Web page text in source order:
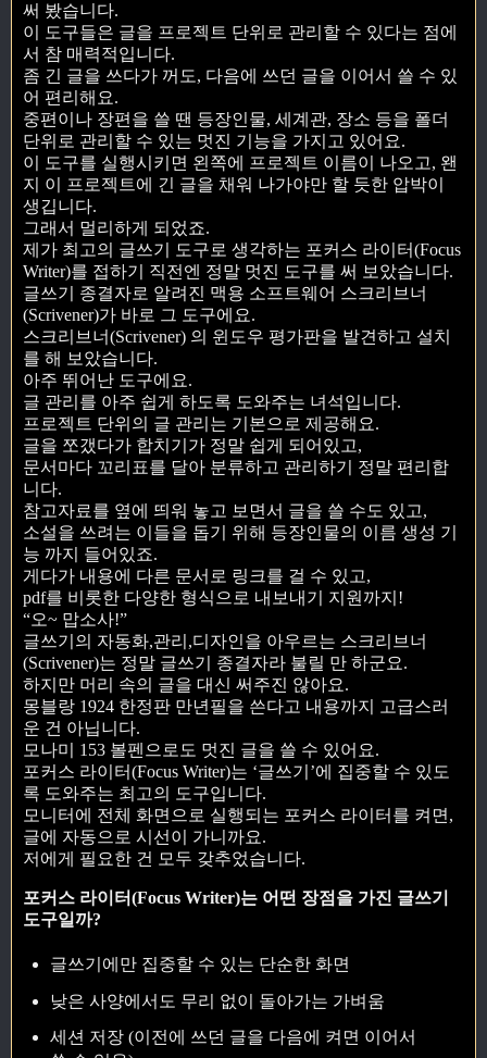
써 봤습니다.
이 도구들은 글을 프로젝트 단위로 관리할 수 있다는 점에
서 참 매력적입니다.
좀 긴 글을 쓰다가 꺼도, 다음에 쓰던 글을 이어서 쓸 수 있
어 편리해요.
중편이나 장편을 쓸 땐 등장인물, 세계관, 장소 등을 폴더
단위로 관리할 수 있는 멋진 기능을 가지고 있어요.
이 도구를 실행시키면 왼쪽에 프로젝트 이름이 나오고, 왠
지 이 프로젝트에 긴 글을 채워 나가야만 할 듯한 압박이
생깁니다.
그래서 멀리하게 되었죠.
제가 최고의 글쓰기 도구로 생각하는 포커스 라이터(Focus
Writer)를 접하기 직전엔 정말 멋진 도구를 써 보았습니다.
글쓰기 종결자로 알려진 맥용 소프트웨어 스크리브너
(Scrivener)가 바로 그 도구에요.
스크리브너(Scrivener) 의 윈도우 평가판을 발견하고 설치
를 해 보았습니다.
아주 뛰어난 도구에요.
글 관리를 아주 쉽게 하도록 도와주는 녀석입니다.
프로젝트 단위의 글 관리는 기본으로 제공해요.
글을 쪼갰다가 합치기가 정말 쉽게 되어있고,
문서마다 꼬리표를 달아 분류하고 관리하기 정말 편리합
니다.
참고자료를 옆에 띄워 놓고 보면서 글을 쓸 수도 있고,
소설을 쓰려는 이들을 돕기 위해 등장인물의 이름 생성 기
능 까지 들어있죠.
게다가 내용에 다른 문서로 링크를 걸 수 있고,
pdf를 비롯한 다양한 형식으로 내보내기 지원까지!
“오~ 맙소사!”
글쓰기의 자동화,관리,디자인을 아우르는 스크리브너
(Scrivener)는 정말 글쓰기 종결자라 불릴 만 하군요.
하지만 머리 속의 글을 대신 써주진 않아요.
몽블랑 1924 한정판 만년필을 쓴다고 내용까지 고급스러
운 건 아닙니다.
모나미 153 볼펜으로도 멋진 글을 쓸 수 있어요.
포커스 라이터(Focus Writer)는 ‘글쓰기’에 집중할 수 있도
록 도와주는 최고의 도구입니다.
모니터에 전체 화면으로 실행되는 포커스 라이터를 켜면,
글에 자동으로 시선이 가니까요.
저에게 필요한 건 모두 갖추었습니다.
포커스 라이터(Focus Writer)는 어떤 장점을 가진 글쓰기
도구일까?
글쓰기에만 집중할 수 있는 단순한 화면
낮은 사양에서도 무리 없이 돌아가는 가벼움
세션 저장 (이전에 쓰던 글을 다음에 켜면 이어서